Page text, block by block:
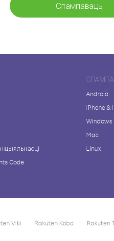
Спампаваць
Code
Android
iPhone &
Windows
Mac
Linux
Viki Rakuten Kobo Rakuten